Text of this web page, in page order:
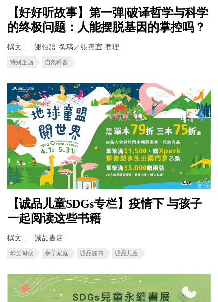
【好好听故事】第一弹|破译哲学与科学
的终极问题：人能摆脱基因的掌控吗？
撰文 謝伯讓 撰稿／張燕宜 整理
特别企画 自然科普
【诚品儿童SDGs专栏】疫情下 与孩子
一起阅读这些书籍
撰文 誠品書店
华文阅读 亲子家庭 诚品选书 诚品儿童